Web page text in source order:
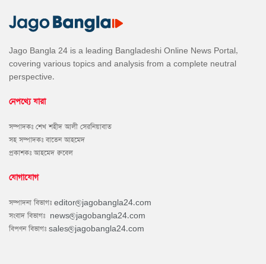
Jago Bangla 24 is a leading Bangladeshi Online News Portal,
covering various topics and analysis from a complete neutral
perspective.
নেপথ্যে যারা
সম্পাদকঃ শেখ শহীদ আলী সেরনিয়াবাত
সহ সম্পাদকঃ বাতেন আহমেদ
প্রকাশকঃ আহমেদ রুবেল
যোগাযোগ
সম্পাদনা বিভাগঃ editor@jagobangla24.com
সংবাদ বিভাগঃ news@jagobangla24.com
বিপণন বিভাগঃ sales@jagobangla24.com